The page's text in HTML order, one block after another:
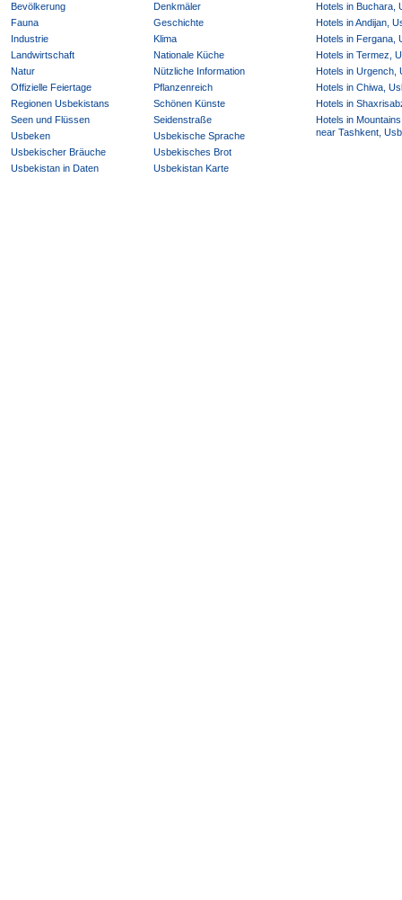
Bevölkerung
Denkmäler
Fauna
Geschichte
Industrie
Klima
Landwirtschaft
Nationale Küche
Natur
Nützliche Information
Offizielle Feiertage
Pflanzenreich
Regionen Usbekistans
Schönen Künste
Seen und Flüssen
Seidenstraße
Usbeken
Usbekische Sprache
Usbekischer Bräuche
Usbekisches Brot
Usbekistan in Daten
Usbekistan Karte
Hotels in Buchara,
Hotels in Andijan,
Hotels in Fergana,
Hotels in Termez,
Hotels in Urgench,
Hotels in Chiwa,
Hotels in
Hotels in
near Tashkent,